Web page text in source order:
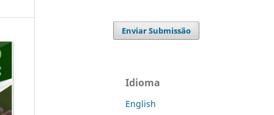
Enviar Submissão
Idioma
English